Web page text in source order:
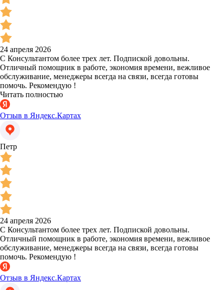
24 апреля 2026
С Консультантом более трех лет. Подпиской довольны.
Отличный помощник в работе, экономия времени, вежливое
обслуживание, менеджеры всегда на связи, всегда готовы
помочь. Рекомендую !
Читать полностью
Отзыв в Яндекс.Картах
Петр
24 апреля 2026
С Консультантом более трех лет. Подпиской довольны.
Отличный помощник в работе, экономия времени, вежливое
обслуживание, менеджеры всегда на связи, всегда готовы
помочь. Рекомендую !
Отзыв в Яндекс.Картах